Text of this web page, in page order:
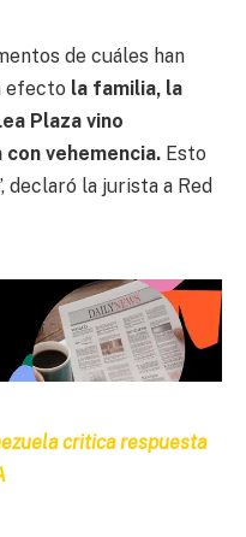
de cuáles han
efecto la familia, la
Plaza vino
vehemencia. Esto
declaró la jurista a Red
critica respuesta